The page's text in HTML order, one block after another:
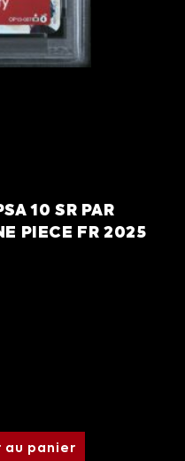
10 SR PAR
PIECE FR 2025
au panier